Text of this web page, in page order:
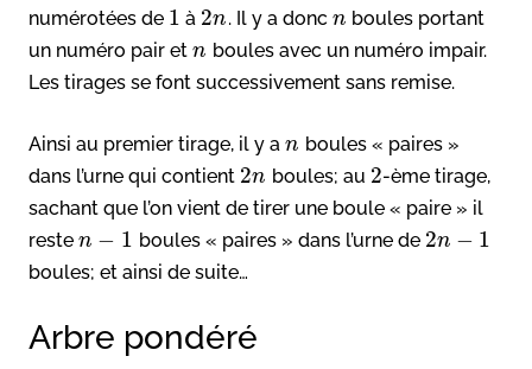
numérotées de 1 à 2n. Il y a donc n boules portant
un numéro pair et n boules avec un numéro impair.
Les tirages se font successivement sans remise.
Ainsi au premier tirage, il y a n boules « paires »
dans l’urne qui contient 2n boules; au 2-ème tirage,
sachant que l’on vient de tirer une boule « paire » il
reste n − 1 boules « paires » dans l’urne de 2n − 1
boules; et ainsi de suite…
Arbre pondéré